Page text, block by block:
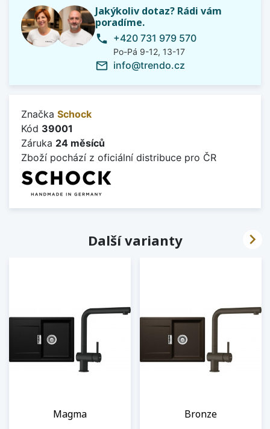
Jakýkoliv dotaz? Rádi vám
poradíme.
phone +420 731 979 570
Po-Pá 9-12, 13-17
mail_outline info@trendo.cz
Značka Schock
Kód 39001
Záruka 24 měsíců
Zboží pochází z oficiální distribuce pro ČR
Další varianty
Magma Bronze
